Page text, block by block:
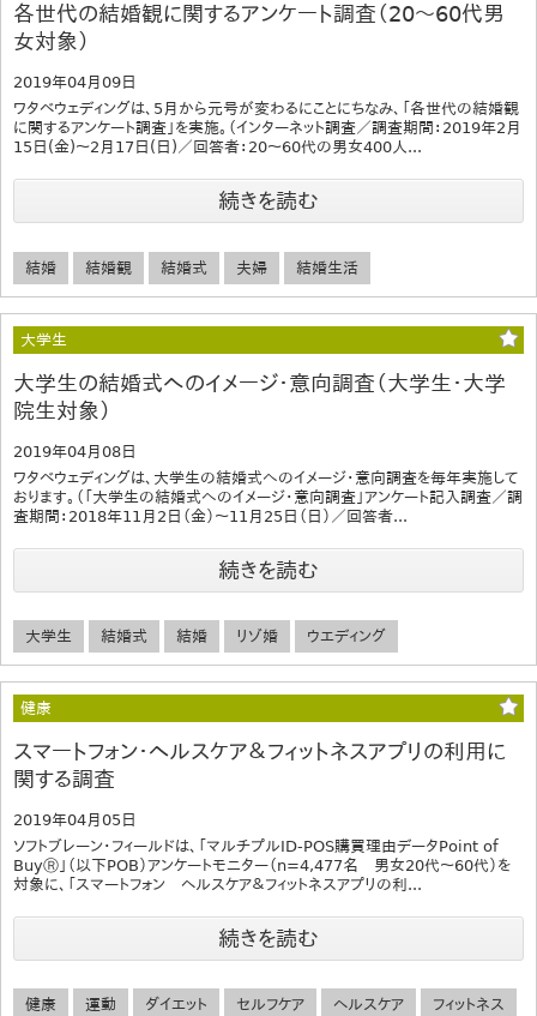
各世代の結婚観に関するアンケート調査（20～60代男
女対象）
2019年04月09日
ワタベウェディングは、5月から元号が変わるにことにちなみ、「各世代の結婚観
に関するアンケート調査」を実施。（インターネット調査／調査期間：2019年2月
15日(金)～2月17日(日)／回答者：20～60代の男女400人...
続きを読む
結婚 結婚観 結婚式 夫婦 結婚生活
大学生
大学生の結婚式へのイメージ・意向調査（大学生・大学
院生対象）
2019年04月08日
ワタベウェディングは、大学生の結婚式へのイメージ・意向調査を毎年実施して
おります。（「大学生の結婚式へのイメージ・意向調査」アンケート記入調査／調
査期間：2018年11月2日（金）～11月25日（日）／回答者...
続きを読む
大学生 結婚式 結婚 リゾ婚 ウエディング
健康
スマートフォン・ヘルスケア＆フィットネスアプリの利用に
関する調査
2019年04月05日
ソフトブレーン・フィールドは、「マルチプルID-POS購買理由データPoint of
BuyⓇ」（以下POB）アンケートモニター（n=4,477名 男女20代～60代）を
対象に、「スマートフォン ヘルスケア＆フィットネスアプリの利...
続きを読む
健康 運動 ダイエット セルフケア ヘルスケア フィットネス